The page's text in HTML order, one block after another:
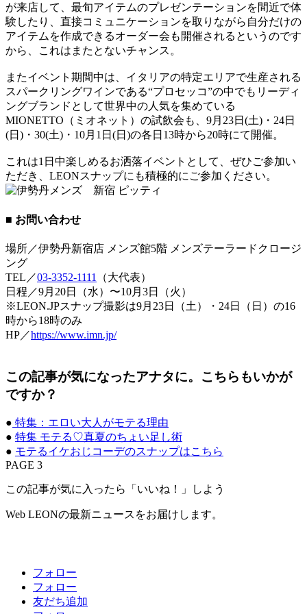
が来店して、最旬アイテムのプレゼンテーションを間近で体
験したり、直接コミュニケーションを取りながら自分だけの
アイテムを作成できるオーダー会も開催されるというのです
から、これはまたとないチャンス。
またイベント期間中は、イタリアの特定エリアで生産される
スパークリングワインである“プロセッコ”の中でもリーディ
ングブランドとして世界中の人気を集めている
MIONETTO（ミオネット）の試飲会も、9月23日(土)・24日
(日)・30(土)・10月1日(日)の各日13時から20時にて開催。
これは1日中楽しめるお洒落イベントとして、ぜひご参加い
ただき、LEONスナップにも積極的にご参加ください。
■ お問い合わせ
場所／伊勢丹新宿店 メンズ館5階 メンズテーラードクロージ
ング
TEL／03-3352-1111
（大代表）
日程／9月20日（水）〜10月3日（火）
※LEON.JPスナップ撮影は9月23日（土）・24日（日）の16
時から18時のみ
HP／https://www.imn.jp/
この記事が気になったアナタに。こちらもいかが
ですか？
● 特集：エロい大人がモテる理由
● 特集 モテる♡真夏のちょい足し術
● モテるイケおじコーデのスナップはこちら
PAGE 3
この記事が気に入ったら「いいね！」しよう
Web LEONの最新ニュースをお届けします。
フォロー
フォロー
友だち追加